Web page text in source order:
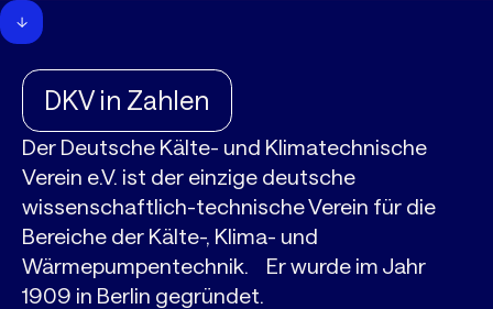
DKV in Zahlen
Der Deutsche Kälte- und Klimatechnische
Verein e.V. ist der einzige deutsche
wissenschaftlich-technische Verein für die
Bereiche der Kälte-, Klima- und
Wärmepumpentechnik. Er wurde im Jahr
1909 in Berlin gegründet.